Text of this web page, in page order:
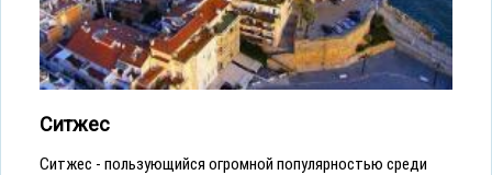
Ситжес
Ситжес - пользующийся огромной популярностью среди